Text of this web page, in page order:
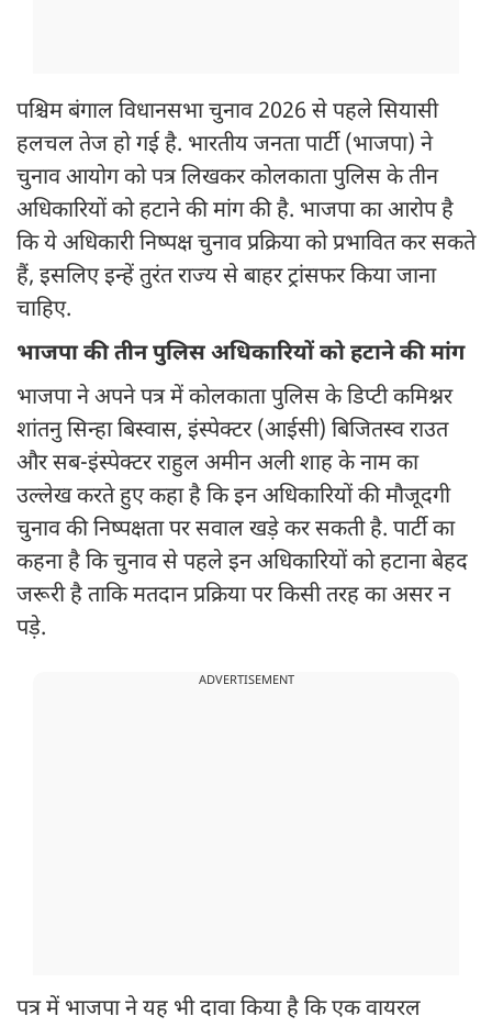
पश्चिम बंगाल विधानसभा चुनाव 2026 से पहले सियासी
हलचल तेज हो गई है. भारतीय जनता पार्टी (भाजपा) ने
चुनाव आयोग को पत्र लिखकर कोलकाता पुलिस के तीन
अधिकारियों को हटाने की मांग की है. भाजपा का आरोप है
कि ये अधिकारी निष्पक्ष चुनाव प्रक्रिया को प्रभावित कर सकते
हैं, इसलिए इन्हें तुरंत राज्य से बाहर ट्रांसफर किया जाना
चाहिए.
भाजपा की तीन पुलिस अधिकारियों को हटाने की मांग
भाजपा ने अपने पत्र में कोलकाता पुलिस के डिप्टी कमिश्नर
शांतनु सिन्हा बिस्वास, इंस्पेक्टर (आईसी) बिजितस्व राउत
और सब-इंस्पेक्टर राहुल अमीन अली शाह के नाम का
उल्लेख करते हुए कहा है कि इन अधिकारियों की मौजूदगी
चुनाव की निष्पक्षता पर सवाल खड़े कर सकती है. पार्टी का
कहना है कि चुनाव से पहले इन अधिकारियों को हटाना बेहद
जरूरी है ताकि मतदान प्रक्रिया पर किसी तरह का असर न
पड़े.
ADVERTISEMENT
पत्र में भाजपा ने यह भी दावा किया है कि एक वायरल